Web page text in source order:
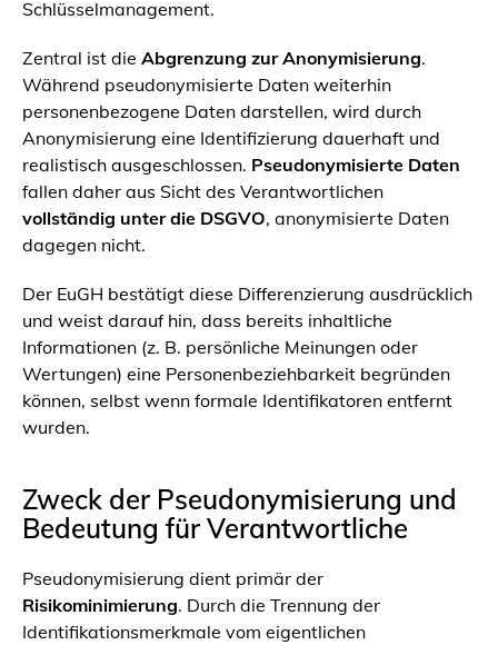
Schlüsselmanagement.
Zentral ist die Abgrenzung zur Anonymisierung.
Während pseudonymisierte Daten weiterhin
personenbezogene Daten darstellen, wird durch
Anonymisierung eine Identifizierung dauerhaft und
realistisch ausgeschlossen. Pseudonymisierte Daten
fallen daher aus Sicht des Verantwortlichen
vollständig unter die DSGVO, anonymisierte Daten
dagegen nicht.
Der EuGH bestätigt diese Differenzierung ausdrücklich
und weist darauf hin, dass bereits inhaltliche
Informationen (z. B. persönliche Meinungen oder
Wertungen) eine Personenbeziehbarkeit begründen
können, selbst wenn formale Identifikatoren entfernt
wurden.
Zweck der Pseudonymisierung und
Bedeutung für Verantwortliche
Pseudonymisierung dient primär der
Risikominimierung. Durch die Trennung der
Identifikationsmerkmale vom eigentlichen